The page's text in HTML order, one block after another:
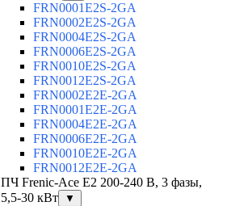
FRN0001E2S-2GA
FRN0002E2S-2GA
FRN0004E2S-2GA
FRN0006E2S-2GA
FRN0010E2S-2GA
FRN0012E2S-2GA
FRN0002E2E-2GA
FRN0001E2E-2GA
FRN0004E2E-2GA
FRN0006E2E-2GA
FRN0010E2E-2GA
FRN0012E2E-2GA
ПЧ Frenic-Ace E2 200-240 В, 3 фазы,
5,5-30 кВт
▼